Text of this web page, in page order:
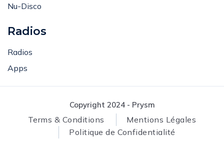
Nu-Disco
Radios
Radios
Apps
Copyright 2024 - Prysm
Terms & Conditions
Mentions Légales
Politique de Confidentialité